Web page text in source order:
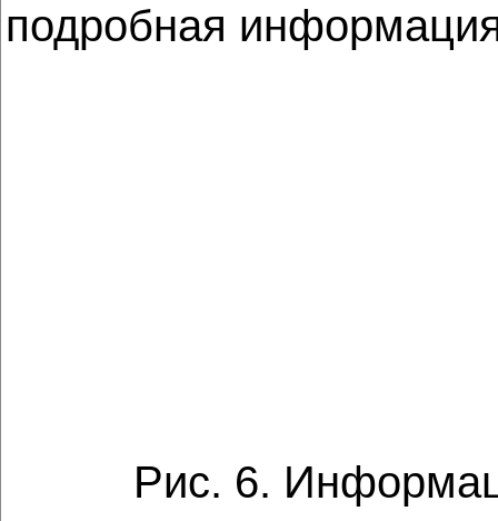
подробная
Рис. 6.